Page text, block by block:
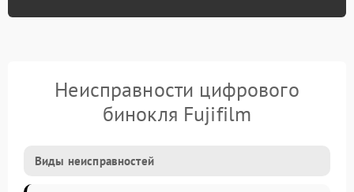
Неисправности цифрового
бинокля Fujifilm
Виды неисправностей